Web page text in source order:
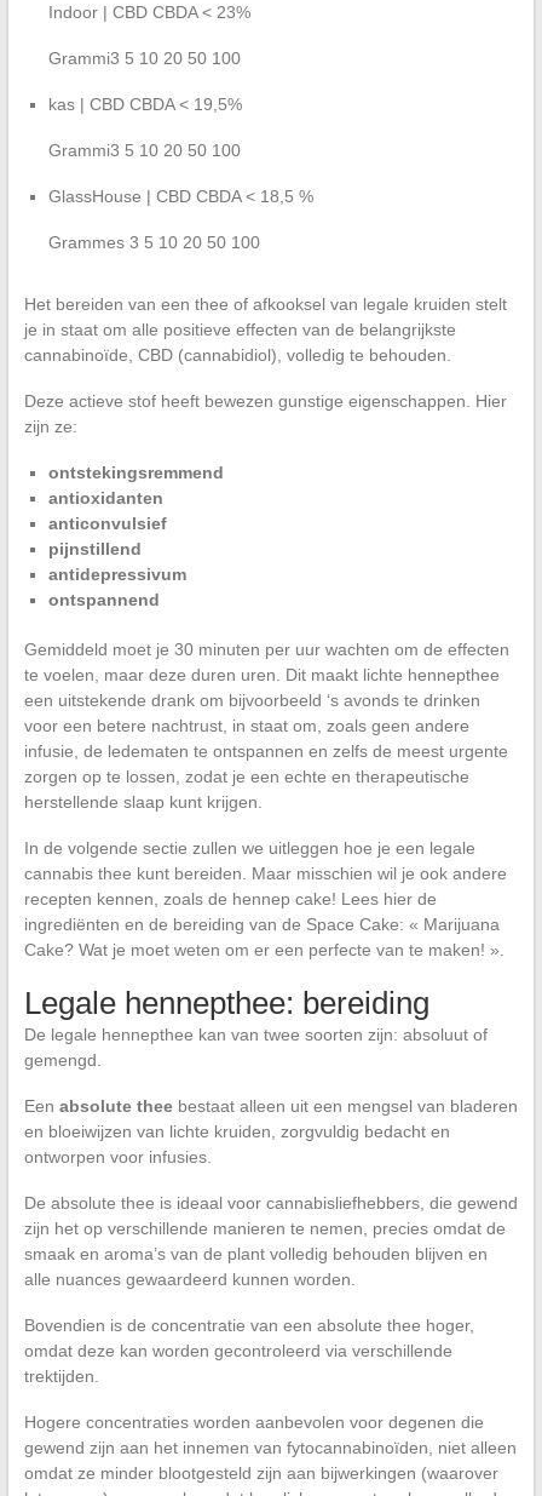
Indoor | CBD CBDA < 23%
Grammi3 5 10 20 50 100
kas | CBD CBDA < 19,5%
Grammi3 5 10 20 50 100
GlassHouse | CBD CBDA < 18,5 %
Grammes 3 5 10 20 50 100
Het bereiden van een thee of afkooksel van legale kruiden stelt
je in staat om alle positieve effecten van de belangrijkste
cannabinoïde, CBD (cannabidiol), volledig te behouden.
Deze actieve stof heeft bewezen gunstige eigenschappen. Hier
zijn ze:
ontstekingsremmend
antioxidanten
anticonvulsief
pijnstillend
antidepressivum
ontspannend
Gemiddeld moet je 30 minuten per uur wachten om de effecten
te voelen, maar deze duren uren. Dit maakt lichte hennepthee
een uitstekende drank om bijvoorbeeld ‘s avonds te drinken
voor een betere nachtrust, in staat om, zoals geen andere
infusie, de ledematen te ontspannen en zelfs de meest urgente
zorgen op te lossen, zodat je een echte en therapeutische
herstellende slaap kunt krijgen.
In de volgende sectie zullen we uitleggen hoe je een legale
cannabis thee kunt bereiden. Maar misschien wil je ook andere
recepten kennen, zoals de hennep cake! Lees hier de
ingrediënten en de bereiding van de Space Cake: « Marijuana
Cake? Wat je moet weten om er een perfecte van te maken! ».
Legale hennepthee: bereiding
De legale hennepthee kan van twee soorten zijn: absoluut of
gemengd.
Een absolute theebestaat alleen uit een mengsel van bladeren
en bloeiwijzen van lichte kruiden, zorgvuldig bedacht en
ontworpen voor infusies.
De absolute thee is ideaal voor cannabisliefhebbers, die gewend
zijn het op verschillende manieren te nemen, precies omdat de
smaak en aroma’s van de plant volledig behouden blijven en
alle nuances gewaardeerd kunnen worden.
Bovendien is de concentratie van een absolute thee hoger,
omdat deze kan worden gecontroleerd via verschillende
trektijden.
Hogere concentraties worden aanbevolen voor degenen die
gewend zijn aan het innemen van fytocannabinoïden, niet alleen
omdat ze minder blootgesteld zijn aan bijwerkingen (waarover